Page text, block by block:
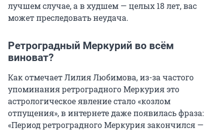
лучшем случае, а в худшем — целых 18 лет, вас
может преследовать неудача.
Ретроградный Меркурий во всём
виноват?
Как отмечает Лилия Любимова, из-за частого
упоминания ретроградного Меркурия это
астрологическое явление стало «козлом
отпущения», в интернете даже появилась фраза:
«Период ретроградного Меркурия закончился —